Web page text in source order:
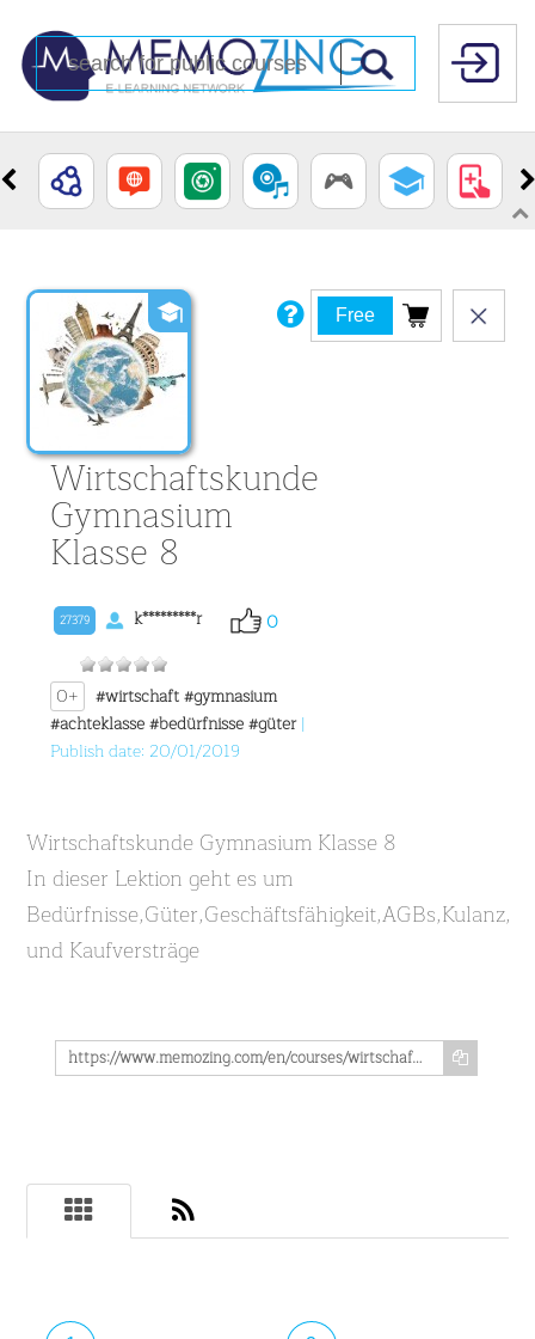
Wirtschaftskunde
Gymnasium
Klasse 8
27379 k*********r 0
0+ #wirtschaft#gymnasium
#achteklasse#bedürfnisse#güter|
Publish date: 20/01/2019
Free
Wirtschaftskunde Gymnasium Klasse 8
In dieser Lektion geht es um
und Kaufversträge
https://www.memozing.com/en/courses/wirtschaftskunde-gymnasium-klasse-8-1a56393f9b405acca6dc6687